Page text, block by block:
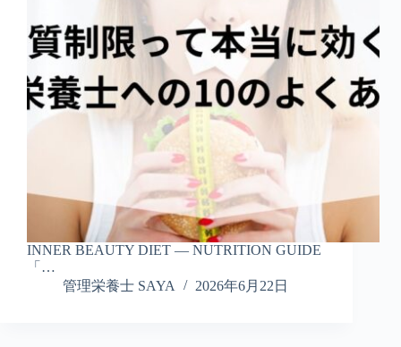
INNER BEAUTY DIET — NUTRITION GUIDE
「…
管理栄養士 SAYA
2026年6月22日